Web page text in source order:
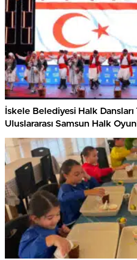
İskele Belediyesi Halk
Uluslararası Samsun Halk
KKTC’yi Gururla Temsil Ediyor